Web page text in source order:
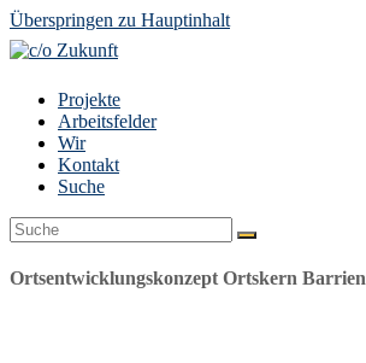
Überspringen zu Hauptinhalt
Projekte
Arbeitsfelder
Wir
Kontakt
Suche
Suche
Senden
Ortsentwicklungskonzept Ortskern Barrien